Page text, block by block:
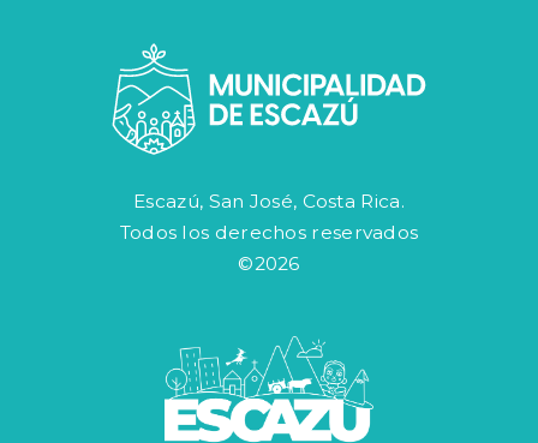
Escazú, San José, Costa Rica.
Todos los derechos reservados
©2026